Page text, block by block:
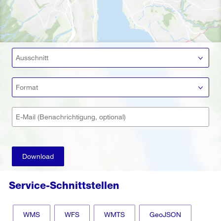
Ausschnitt
Format
E-Mail (Benachrichtigung, optional)
Download
Service-Schnittstellen
WMS WFS WMTS GeoJSON